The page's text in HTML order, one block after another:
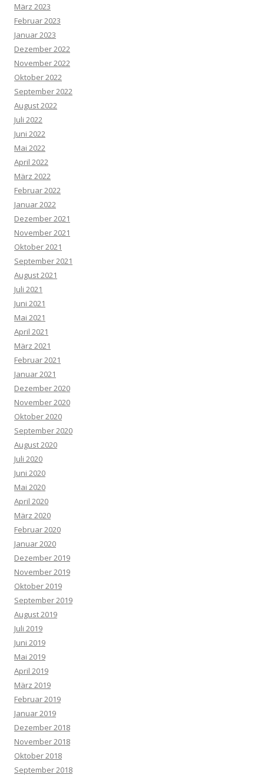
März 2023
Februar 2023
Januar 2023
Dezember 2022
November 2022
Oktober 2022
September 2022
August 2022
Juli 2022
Juni 2022
Mai 2022
April 2022
März 2022
Februar 2022
Januar 2022
Dezember 2021
November 2021
Oktober 2021
September 2021
August 2021
Juli 2021
Juni 2021
Mai 2021
April 2021
März 2021
Februar 2021
Januar 2021
Dezember 2020
November 2020
Oktober 2020
September 2020
August 2020
Juli 2020
Juni 2020
Mai 2020
April 2020
März 2020
Februar 2020
Januar 2020
Dezember 2019
November 2019
Oktober 2019
September 2019
August 2019
Juli 2019
Juni 2019
Mai 2019
April 2019
März 2019
Februar 2019
Januar 2019
Dezember 2018
November 2018
Oktober 2018
September 2018